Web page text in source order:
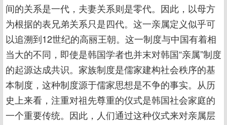
间的关系是一代，夫妻关系则是零代。因此，以母方
为根据的表兄弟关系只是四代。这一亲属定义似乎可
以追溯到12世纪的高丽王朝。这一制度与中国有着相
当大的不同，即使是韩国学者也并末对韩国“亲属”制度
的起源达成共识。家族制度是儒家建构社会秩序的基
本制度，这种制度源于儒家思想是不争的事实。从历
史上来看，注重对祖先尊重的仪式是韩国社会家庭的
一个重要传统。因此，人们通过这种仪式来对亲属层